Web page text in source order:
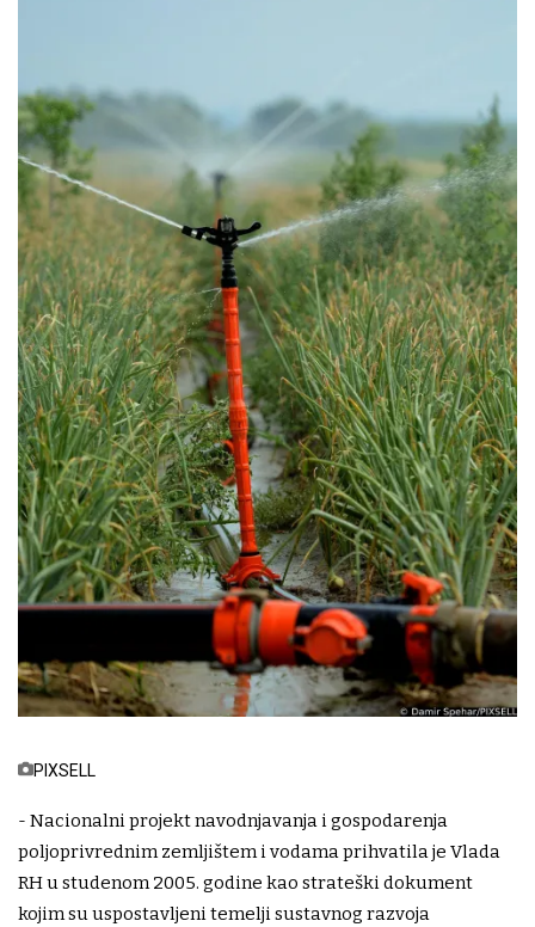
PIXSELL
- Nacionalni projekt navodnjavanja i gospodarenja
poljoprivrednim zemljištem i vodama prihvatila je Vlada
RH u studenom 2005. godine kao strateški dokument
kojim su uspostavljeni temelji sustavnog razvoja